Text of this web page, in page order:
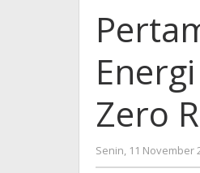
Zero
Senin, 11 November